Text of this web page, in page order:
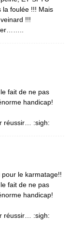
la foulée !!! Mais
!!!
fait de ne pas
handicap!
réussir… :sigh:
le karmatage!!
fait de ne pas
handicap!
réussir… :sigh: